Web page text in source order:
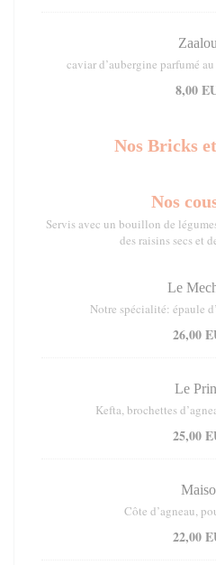
caviar d’aubergine parfumé
8,00
Nos Bricks
Nos
Servis avec un bouillon de
des raisins secs et
Le
Notre spécialité: épaule
26,00
Le
Kefta, brochettes
25,00
Côte d’agneau,
22,00